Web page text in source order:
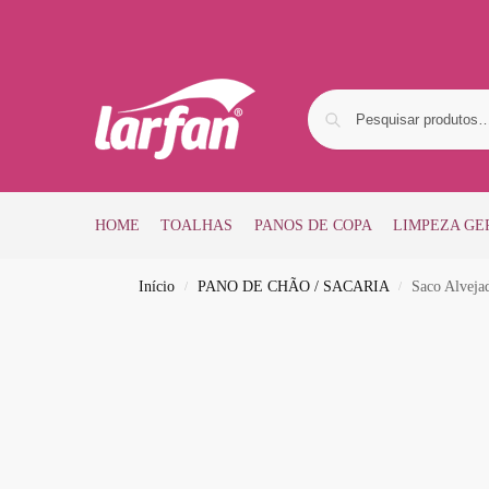
HOME TOALHAS PANOS DE COPA LIMPEZA
Início / PANO DE CHÃO / SACARIA / Saco